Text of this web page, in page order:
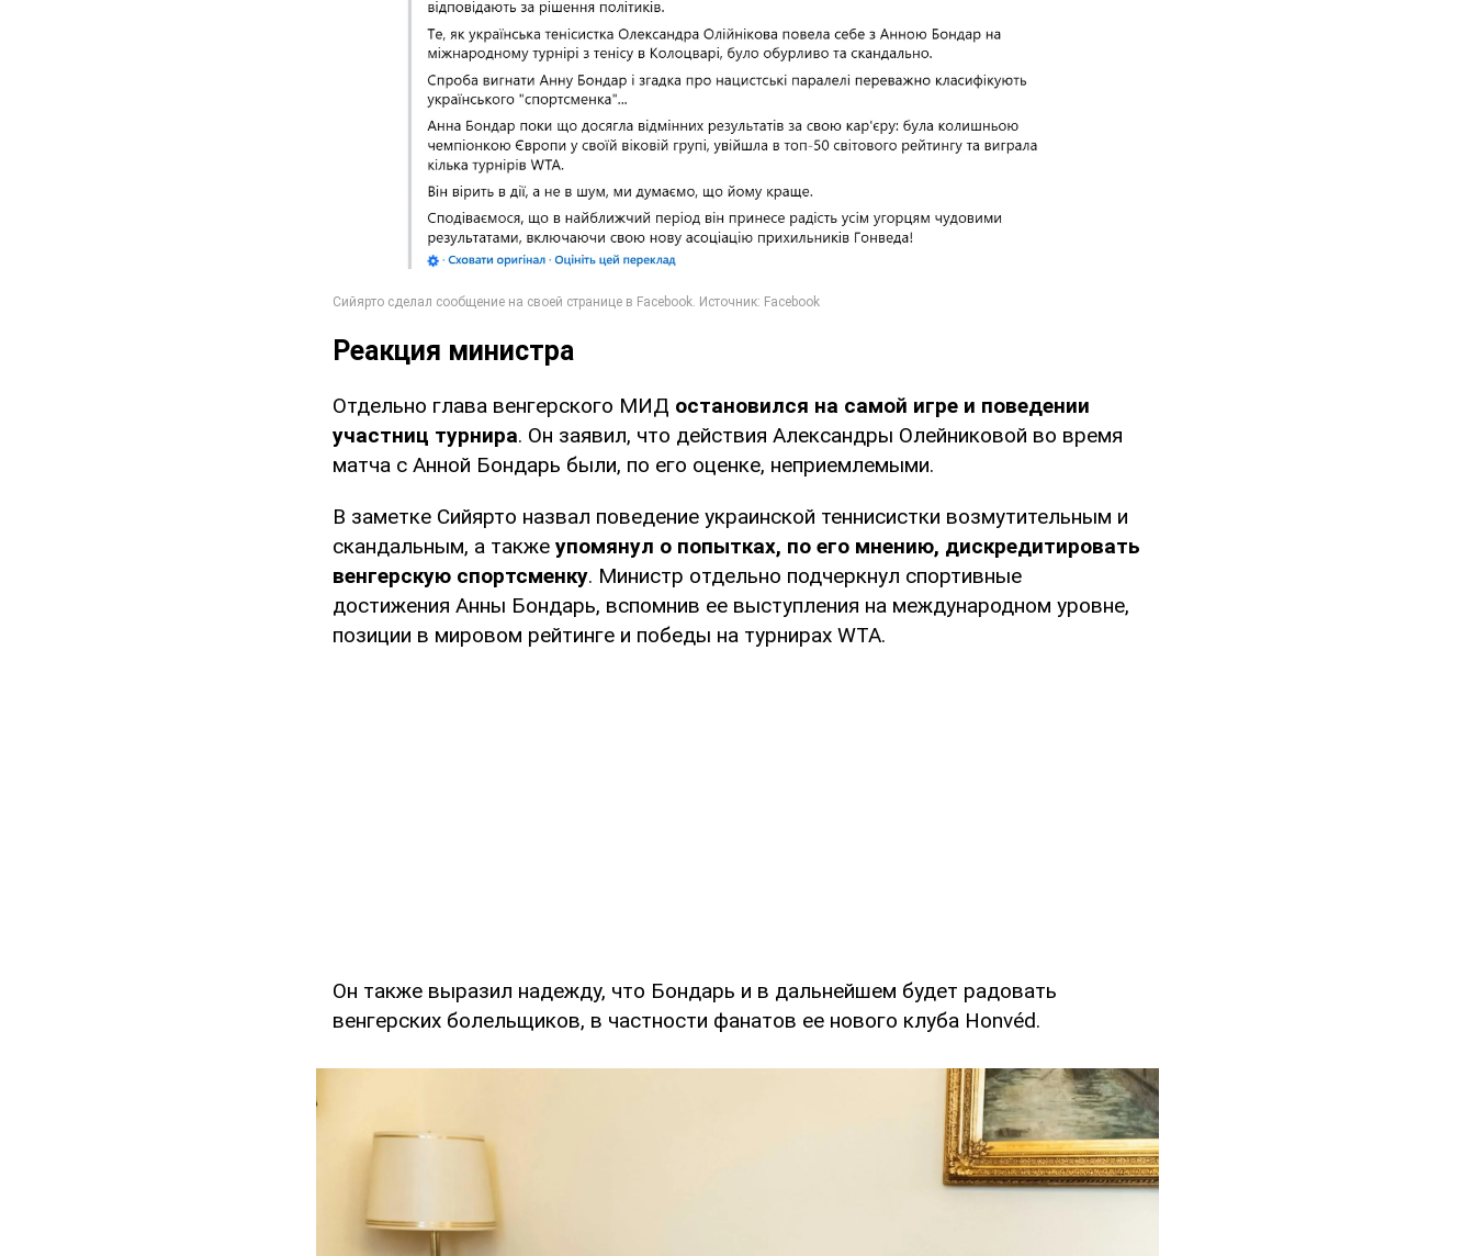
Реакция министра
Отдельно глава венгерского МИД остановился на самой игре и поведении
участниц турнира. Он заявил, что действия Александры Олейниковой во время
матча с Анной Бондарь были, по его оценке, неприемлемыми.
В заметке Сийярто назвал поведение украинской теннисистки возмутительным и
скандальным, а также упомянул о попытках, по его мнению, дискредитировать
венгерскую спортсменку. Министр отдельно подчеркнул спортивные
достижения Анны Бондарь, вспомнив ее выступления на международном уровне,
позиции в мировом рейтинге и победы на турнирах WTA.
Он также выразил надежду, что Бондарь и в дальнейшем будет радовать
венгерских болельщиков, в частности фанатов ее нового клуба Honvéd.